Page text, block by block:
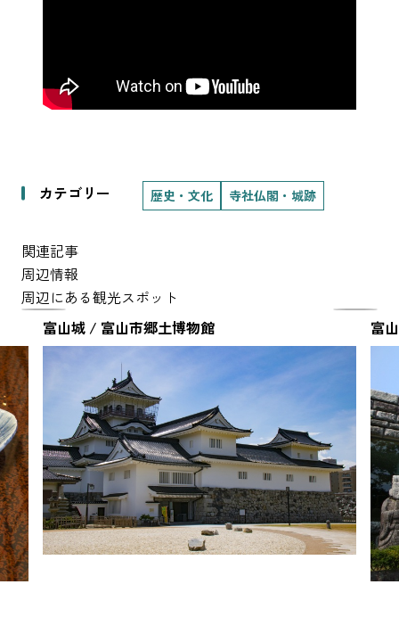
カテゴリー 歴史・文化 寺社仏閣・城跡
関連記事
周辺情報
周辺にある観光スポット
富山城 / 富山市郷土博物館
富